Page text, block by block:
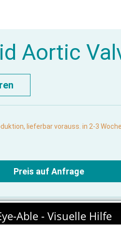
Aortic
lieferbar vorauss. in 2-3
Preis auf Anfrage